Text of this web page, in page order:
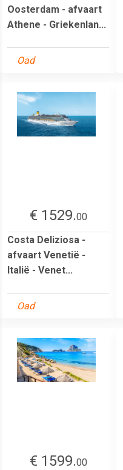
Oosterdam - afvaart
Athene - Griekenlan...
Oad
€ 1529.00
Costa Deliziosa -
afvaart Venetië -
Italië - Venet...
Oad
€ 1599.00